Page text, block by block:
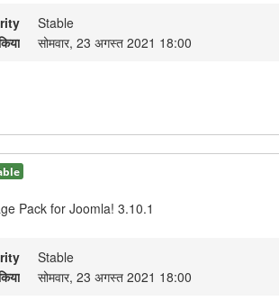
Stable
सोमवार, 23 अगस्त 2021 18:00
Pack for Joomla! 3.10.1
Stable
सोमवार, 23 अगस्त 2021 18:00